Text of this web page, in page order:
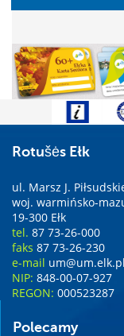
Rotušės Ełk
ul. Marsz J.
woj. warmińsko-
19-300 Ełk
tel. 87 73-26-000
faks 87 73-26-230
e-mail um@um.elk.pl
NIP: 848-00-07-927
REGON: 000523287
Polecamy